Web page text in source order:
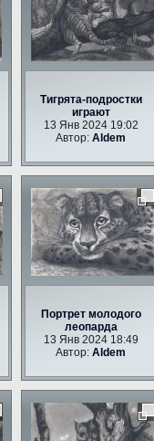
Тигрята-подростки
играют
13 Янв 2024 19:02
Автор:Aldem
Портрет молодого
леопарда
13 Янв 2024 18:49
Автор:Aldem